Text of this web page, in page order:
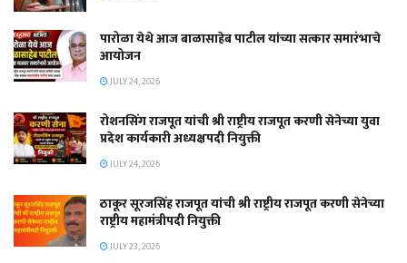
पारोळा येथे आज बाळासाहेब पाटील यांच्या सत्कार समारंभाचे
आयोजन
JULY 24, 2026
रोशनसिंग राजपूत यांची श्री राष्ट्रीय राजपूत करणी सेनेच्या युवा
प्रदेश कार्यकारी अध्यक्षपदी नियुक्ती
JULY 24, 2026
ठाकूर सूरजसिंह राजपूत यांची श्री राष्ट्रीय राजपूत करणी सेनेच्या
राष्ट्रीय महामंत्रीपदी नियुक्ती
JULY 23, 2026